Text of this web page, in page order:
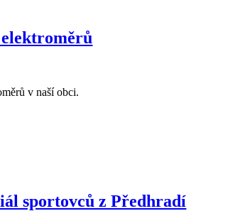
elektroměrů
v naší obci.
sportovců z Předhradí